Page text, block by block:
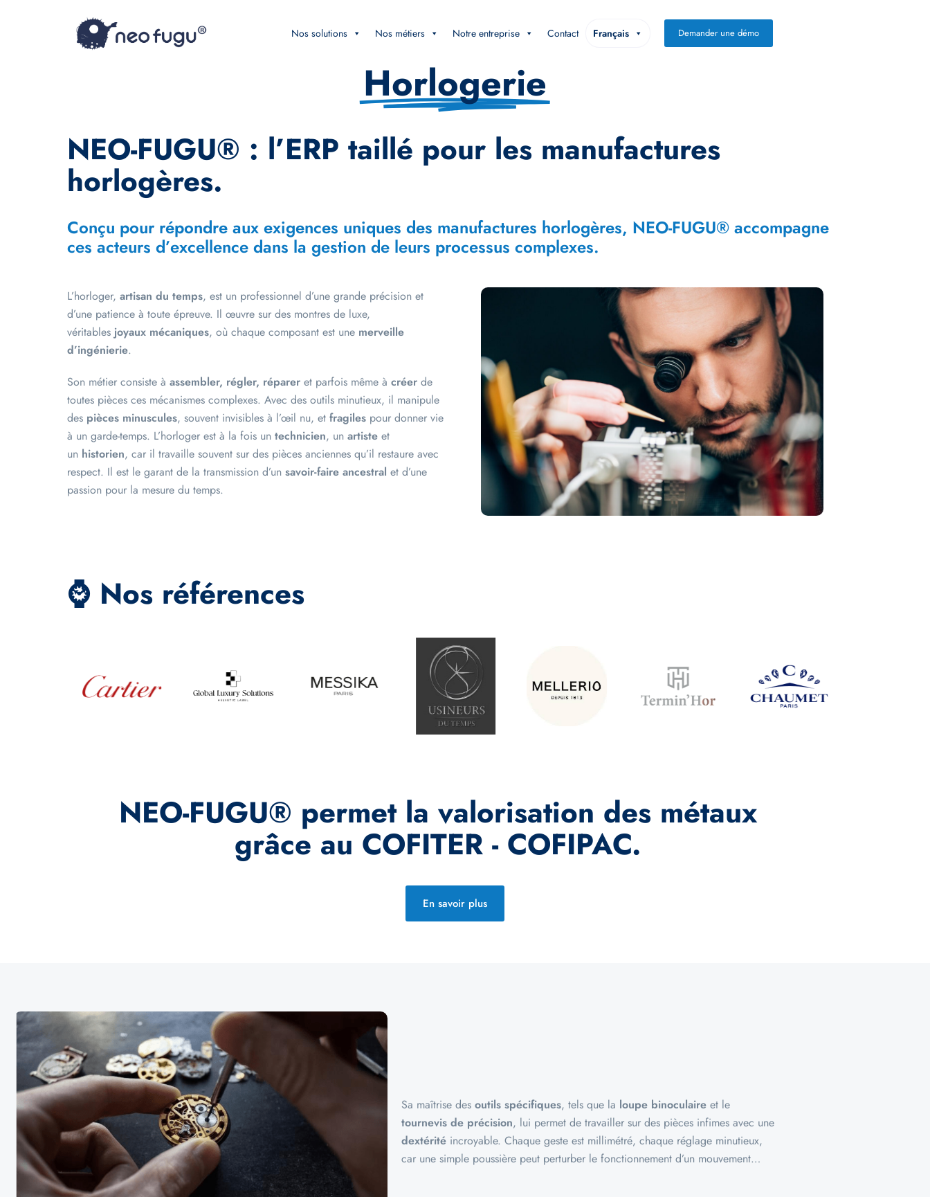
Nos solutions Nos métiers Notre entreprise Contact Français Demander une démo
Horlogerie
NEO-FUGU® : l’ERP taillé pour les manufactures
horlogères.
Conçu pour répondre aux exigences uniques des manufactures horlogères, NEO-FUGU® accompagne
ces acteurs d’excellence dans la gestion de leurs processus complexes.
L’horloger, artisan du temps, est un professionnel d’une grande précision et
d’une patience à toute épreuve. Il œuvre sur des montres de luxe,
véritables joyaux mécaniques, où chaque composant est une merveille
d’ingénierie.
Son métier consiste à assembler, régler, réparer et parfois même à créer de
toutes pièces ces mécanismes complexes. Avec des outils minutieux, il manipule
des pièces minuscules, souvent invisibles à l’œil nu, et fragiles pour donner vie
à un garde-temps. L’horloger est à la fois un technicien, un artiste et
un historien, car il travaille souvent sur des pièces anciennes qu’il restaure avec
respect. Il est le garant de la transmission d’un savoir-faire ancestral et d’une
passion pour la mesure du temps.
⌚ Nos références
NEO-FUGU® permet la valorisation des métaux
grâce au COFITER - COFIPAC.
En savoir plus
Sa maîtrise des outils spécifiques, tels que la loupe binoculaire et le
tournevis de précision, lui permet de travailler sur des pièces infimes avec une
dextérité incroyable. Chaque geste est millimétré, chaque réglage minutieux,
car une simple poussière peut perturber le fonctionnement d’un mouvement…